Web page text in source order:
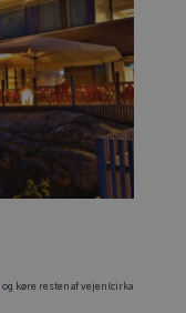
og køre resten af vejen (cirka